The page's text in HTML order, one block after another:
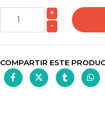
+
-
COMPARTIR ESTE